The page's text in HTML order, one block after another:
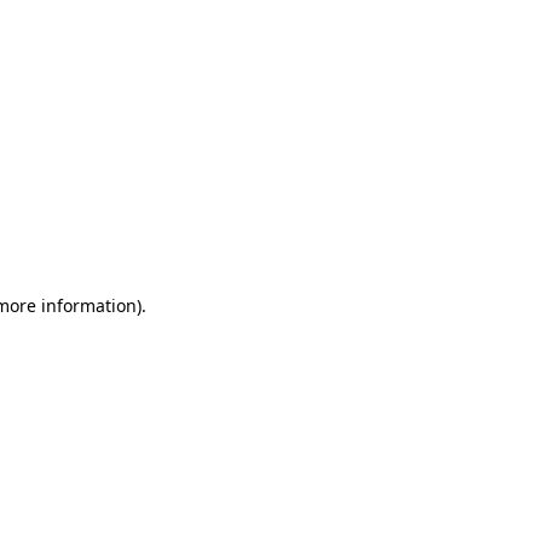
information).